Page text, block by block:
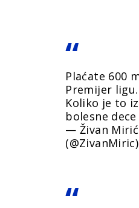
Plaćate 600
Premijer ligu.
Koliko je to
bolesne
— Živan Mirić
(@ZivanMiric)